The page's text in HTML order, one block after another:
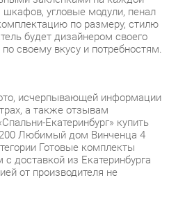
исчерпывающей информации
а также отзывам
Любимый дом Винченца 4
из Екатеринбурга
от производителя не
ежедневно. Товары из
в Екатеринбурге вы
с момента оформления
заказать подъём на этаж